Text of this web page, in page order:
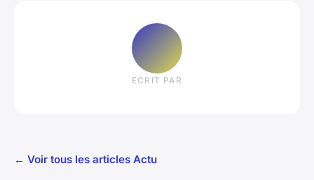
ECRIT PAR
← Voir tous les articles Actu